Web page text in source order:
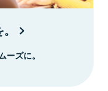
ズに。